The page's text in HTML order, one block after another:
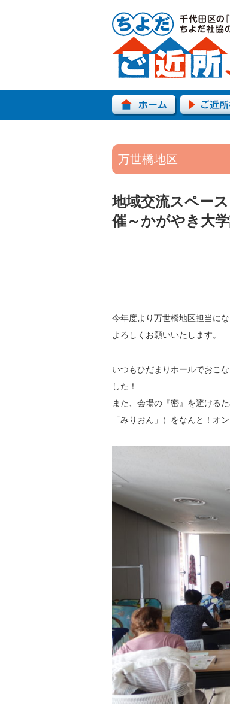
万世橋地区
地域交流スペー
催～かがやき大
今年度より万世橋地区担当にな
よろしくお願いいたします。
いつもひだまりホールでおこ
した！
また、会場の『密』を避ける
「みりおん」）をなんと！オ